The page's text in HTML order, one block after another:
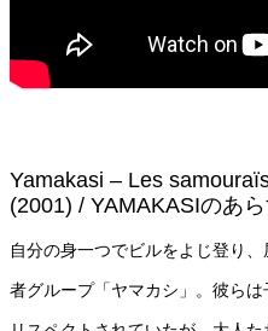
Yamakasi – Les
(2001) / YAMAKASIのあ
自分の身一つでビルをよじ登り
者グループ「ヤマカシ」。彼ら